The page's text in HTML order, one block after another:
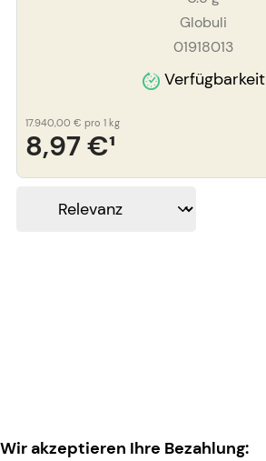
Globuli
01918013
Verfügbarkeit
8,97 €¹
17.940,00 € pro 1 kg
Wir akzeptieren Ihre Bezahlung: